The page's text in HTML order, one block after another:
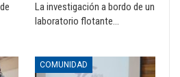
La investigación a bordo de un
laboratorio flotante…
COMUNIDAD